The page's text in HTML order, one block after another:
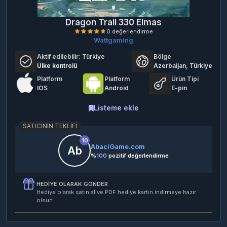
Dragon Trail 330 Elmas
0 değerlendirme
Wattgaming
Aktif edilebilir: Türkiye
Ülke kontrolü
Bölge
Azerbaijan, Türkiye
Platform
IOS
Platform
Android
Ürün Tipi
E-pin
Listeme ekle
SATICININ TEKLIFI
10
Ab AbaciGame.com
%100 pozitif değerlendirme
HEDIYE OLARAK GÖNDER
Hediye olarak satın al ve PDF hediye kartın indirmeye hazır
olsun.